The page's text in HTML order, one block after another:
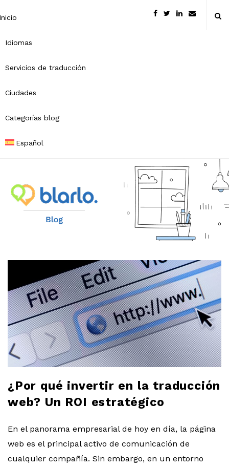
Idiomas
Servicios de traducción
Ciudades
Categorías blog
Español
B
l
o
b
l
o
g
¿Por qué invertir en la traducción
web? Un ROI estratégico
En el panorama empresarial de hoy en día, la página
web es el principal activo de comunicación de
cualquier compañía. Sin embargo, en un entorno